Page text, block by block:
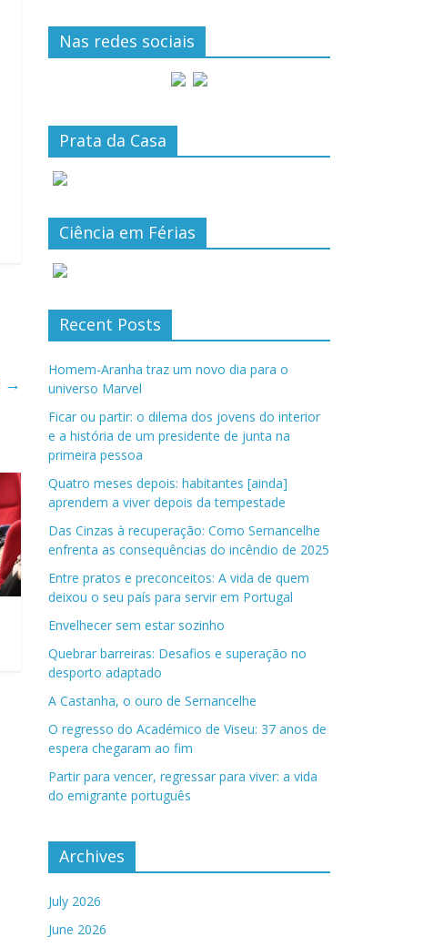
→
Nas redes sociais
Prata da Casa
Ciência em Férias
Recent Posts
Homem-Aranha traz um novo dia para o
universo Marvel
Ficar ou partir: o dilema dos jovens do interior
e a história de um presidente de junta na
primeira pessoa
Quatro meses depois: habitantes [ainda]
aprendem a viver depois da tempestade
Das Cinzas à recuperação: Como Sernancelhe
enfrenta as consequências do incêndio de 2025
Entre pratos e preconceitos: A vida de quem
deixou o seu país para servir em Portugal
Envelhecer sem estar sozinho
Quebrar barreiras: Desafios e superação no
desporto adaptado
A Castanha, o ouro de Sernancelhe
O regresso do Académico de Viseu: 37 anos de
espera chegaram ao fim
Partir para vencer, regressar para viver: a vida
do emigrante português
Archives
July 2026
June 2026